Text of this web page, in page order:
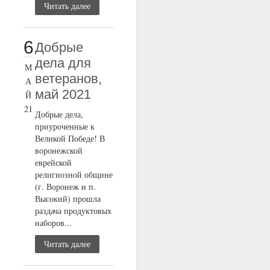
Читать далее
6
М
А
Й
21
Добрые
дела для
ветеранов,
май 2021
Добрые дела,
приуроченные к
Великой Победе! В
воронежской
еврейской
религиозной общине
(г. Воронеж и п.
Высокий) прошла
раздача продуктовых
наборов...
Читать далее